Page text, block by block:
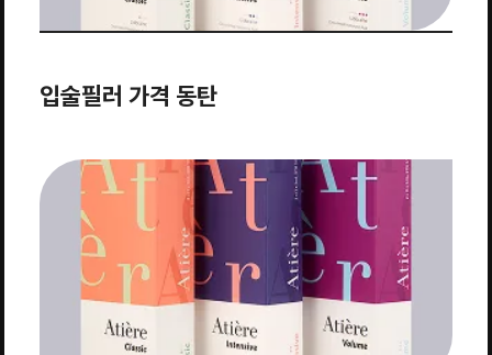
입술필러 가격 동탄